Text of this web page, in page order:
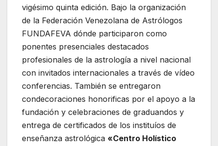
vigésimo quinta edición. Bajo la organización
de la Federación Venezolana de Astrólogos
FUNDAFEVA dónde participaron como
ponentes presenciales destacados
profesionales de la astrología a nivel nacional
con invitados internacionales a través de vídeo
conferencias. También se entregaron
condecoraciones honorificas por el apoyo a la
fundación y celebraciones de graduandos y
entrega de certificados de los instituíos de
enseñanza astrológica «Centro Holístico